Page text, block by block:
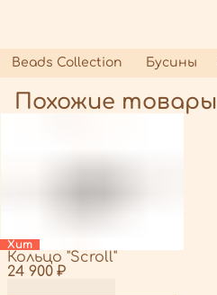
Beads Collection Бусины
Похожие товары
Хит
24 900 ₽
Кольцо "Scroll"